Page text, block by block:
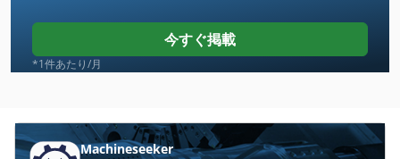
Case Ih Cvx 1155
Case Ih Cvx 1170
Case Ih Cvx 170
今すぐ掲載
*1件あたり/月
Machineseeker